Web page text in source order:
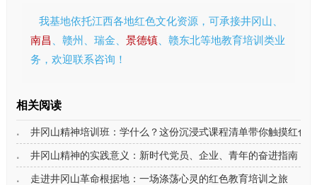
我基地依托江西各地红色文化资源，可承接井冈山、
南昌
、赣州、瑞金、 景德镇、赣东北等地教育培训类业
务，欢迎联系咨询！
相关阅读
井冈山精神培训班：学什么？这份沉浸式课程清单带你触摸红色
井冈山精神的实践意义：新时代党员、企业、青年的奋进指南
走进井冈山革命根据地：一场涤荡心灵的红色教育培训之旅